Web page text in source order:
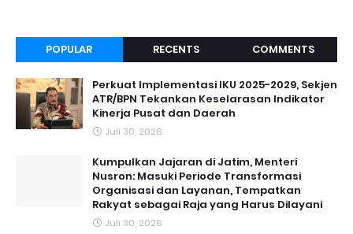
POPULAR RECENTS COMMENTS
Perkuat Implementasi IKU 2025-2029, Sekjen
ATR/BPN Tekankan Keselarasan Indikator
Kinerja Pusat dan Daerah
Juli 30, 2026
Kumpulkan Jajaran di Jatim, Menteri
Nusron: Masuki Periode Transformasi
Organisasi dan Layanan, Tempatkan
Rakyat sebagai Raja yang Harus Dilayani
Juli 30, 2026